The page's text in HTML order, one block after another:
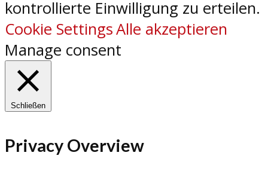
kontrollierte Einwilligung zu erteilen.
Cookie SettingsAlle akzeptieren
Manage consent
Schließen
Privacy Overview